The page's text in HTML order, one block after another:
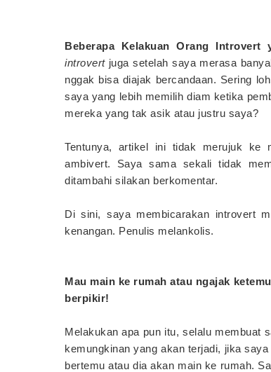
Beberapa Kelakuan Orang Introvert
introvertjuga setelah saya merasa
nggak bisa diajak bercandaan. Sering
saya yang lebih memilih diam ketika
mereka yang tak asik atau justru saya?
Tentunya, artikel ini tidak merujuk ke
ambivert. Saya sama sekali tidak
ditambahi silakan berkomentar.
Di sini, saya membicarakan introvert
kenangan. Penulis melankolis.
Mau main ke rumah atau ngajak
berpikir!
Melakukan apa pun itu, selalu membuat
kemungkinan yang akan terjadi, jika
bertemu atau dia akan main ke rumah.